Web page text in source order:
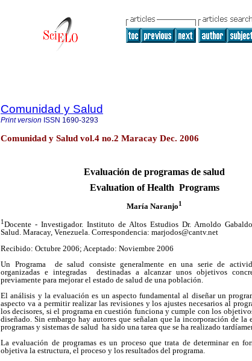
Comunidad y Salud
Print version ISSN 1690-3293
Comunidad y Salud vol.4 no.2 Maracay Dec. 2006
Evaluación de programas de salud
Evaluation of Health Programs
María Naranjo1
1Docente - Investigador. Instituto de Altos Estudios Dr. Arnoldo
Salud. Maracay, Venezuela. Correspondencia: marjodos@cantv.net
Recibido: Octubre 2006; Aceptado: Noviembre 2006
Un Programa de salud consiste generalmente en una serie de
organizadas e integradas destinadas a alcanzar unos objetivos
previamente para mejorar el estado de salud de una población.
El análisis y la evaluación es un aspecto fundamental al diseñar un
aspecto va a permitir realizar las revisiones y los ajustes necesarios al
los decisores, si el programa en cuestión funciona y cumple con los
diseñado. Sin embargo hay autores que señalan que la incorporación de la
programas y sistemas de salud ha sido una tarea que se ha realizado
La evaluación de programas es un proceso que trata de determinar en
objetiva la estructura, el proceso y los resultados del programa.